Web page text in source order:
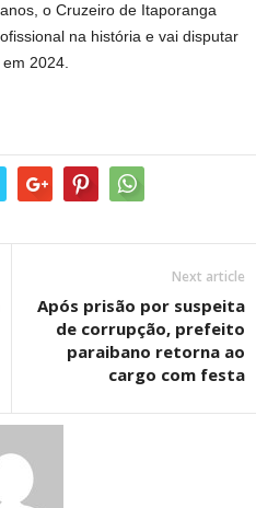
o Cruzeiro de Itaporanga
na história e vai disputar
2024.
Next article
Após prisão por suspeita
de corrupção, prefeito
paraibano retorna ao
cargo com festa